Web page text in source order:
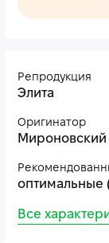
Репродукция
Элита
Оригинатор
Мироновский
оптимальные
Все